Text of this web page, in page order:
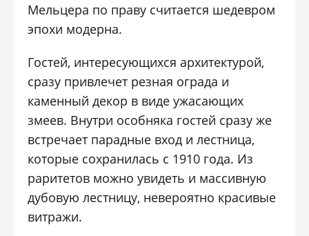
Мельцера по праву считается шедевром
эпохи модерна.
Гостей, интересующихся архитектурой,
сразу привлечет резная ограда и
каменный декор в виде ужасающих
змеев. Внутри особняка гостей сразу же
встречает парадные вход и лестница,
которые сохранилась с 1910 года. Из
раритетов можно увидеть и массивную
дубовую лестницу, невероятно красивые
витражи.